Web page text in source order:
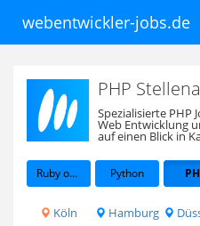
webentwickler-jobs.de
PHP
Spezialisierte PHP
Web Entwicklung
auf einen Blick in
Ruby on Rails Python
Köln Hamburg